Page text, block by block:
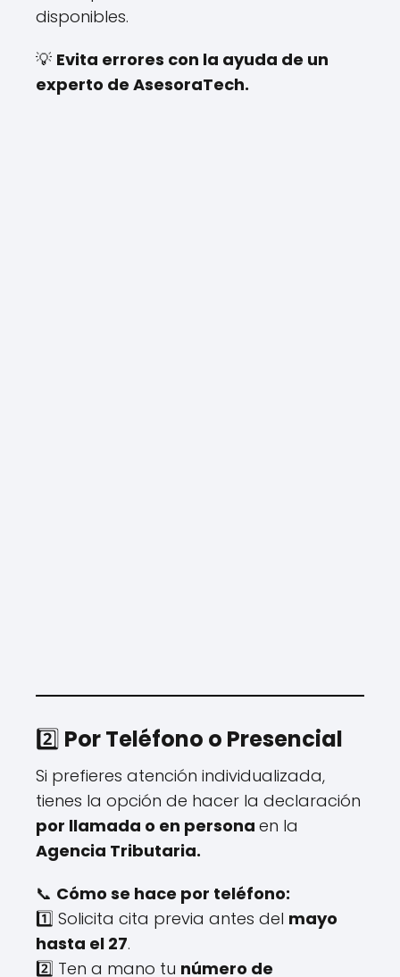
disponibles.
💡 Evita errores con la ayuda de un
experto de AsesoraTech.
2️⃣ Por Teléfono o Presencial
Si prefieres atención individualizada,
tienes la opción de hacer la declaración
por llamada o en persona en la
Agencia Tributaria.
📞 Cómo se hace por teléfono:
1️⃣ Solicita cita previa antes del mayo
hasta el 27.
2️⃣ Ten a mano tu número de